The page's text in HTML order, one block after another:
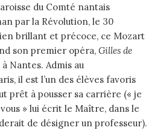
du Comté nantais
par la Révolution, le 30
brillant et précoce, ce Mozart
son premier opéra, Gilles de
Nantes. Admis au
il est l’un des élèves favoris
prêt à pousser sa carrière (« je
» lui écrit le Maître, dans le
de désigner un professeur).